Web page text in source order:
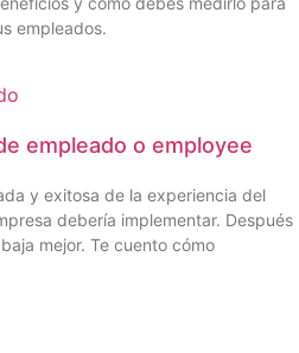
empleados.
empleado o employee
y exitosa de la experiencia del
debería implementar. Después
mejor. Te cuento cómo